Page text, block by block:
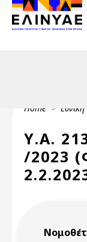
Skip to main content
Header Top 2
Header Top
Home
Υ.Α.
/2023